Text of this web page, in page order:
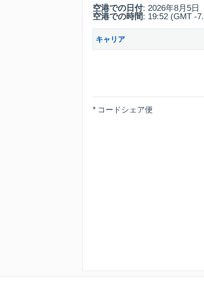
空港での日付: 2026年8月5日
空港での時間: 19:52 (GMT -
キャリア
* コードシェア便